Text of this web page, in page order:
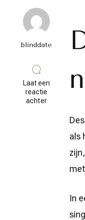
blinddate
Laat een
reactie
achterop
zoektocht
als
In